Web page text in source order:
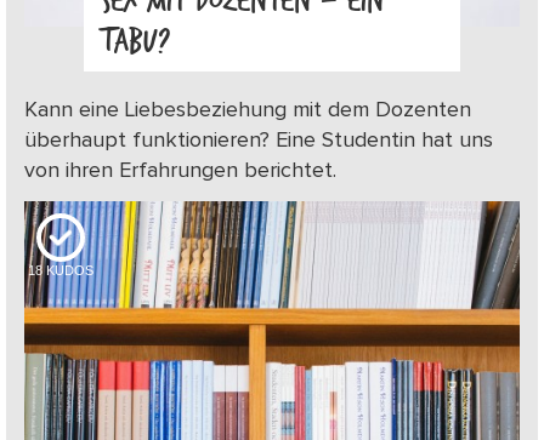
TABU?
Kann eine Liebesbeziehung mit dem Dozenten
überhaupt funktionieren? Eine Studentin hat uns
von ihren Erfahrungen berichtet.
18 KUDOS